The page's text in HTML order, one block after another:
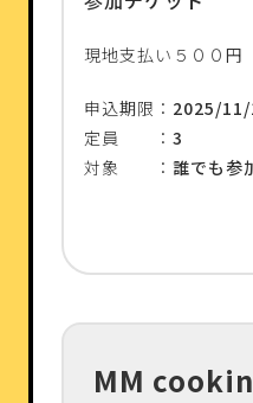
現地支払い５００円
申込期限： 2025/11/
定員 ： 3
対象 ： 誰でも参
MM